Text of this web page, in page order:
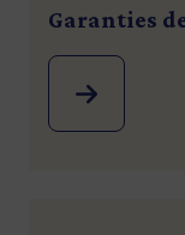
Garanties